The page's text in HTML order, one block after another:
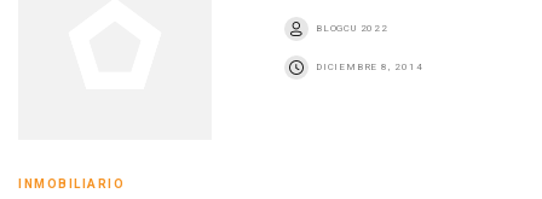
BLOGCU 2022
DICIEMBRE 8, 2014
INMOBILIARIO